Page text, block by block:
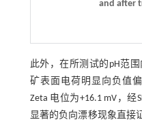
and after
此外，在所测试的pH范围
矿表面电荷明显向负值
Zeta 电位为+16.1 mV，经
显著的负向漂移现象直接